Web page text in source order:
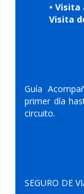
•
Visita
Guía
primer día
circuito.
SEGURO DE